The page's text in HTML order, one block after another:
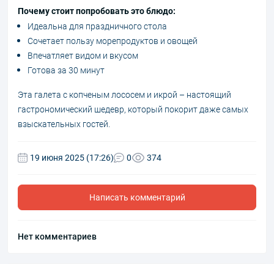
Почему стоит попробовать это блюдо:
Идеальна для праздничного стола
Сочетает пользу морепродуктов и овощей
Впечатляет видом и вкусом
Готова за 30 минут
Эта галета с копченым лососем и икрой – настоящий
гастрономический шедевр, который покорит даже самых
взыскательных гостей.
19 июня 2025 (17:26) 0 374
Написать комментарий
Нет комментариев